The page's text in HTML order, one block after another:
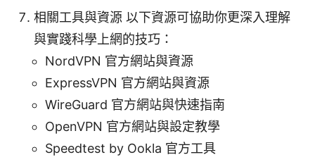
相關工具與資源 以下資源可協助你更深入理解
與實踐科學上網的技巧：
NordVPN 官方網站與資源
ExpressVPN 官方網站與資源
WireGuard 官方網站與快速指南
OpenVPN 官方網站與設定教學
Speedtest by Ookla 官方工具